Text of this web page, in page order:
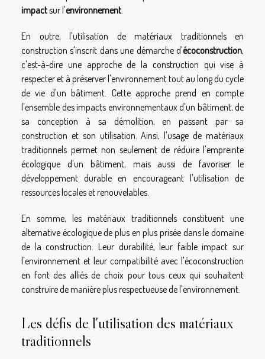
impactsur l'environnement
En outre, l'utilisation de matériaux traditionnels en
construction s'inscrit dans une démarche d'écoconstruction,
c'est-à-dire une approche de la construction qui vise à
respecter et à préserver l'environnement tout au long du cycle
de vie d'un bâtiment. Cette approche prend en compte
l'ensemble des impacts environnementaux d'un bâtiment, de
sa conception à sa démolition, en passant par sa
construction et son utilisation. Ainsi, l'usage de matériaux
traditionnels permet non seulement de réduire l'empreinte
écologique d'un bâtiment, mais aussi de favoriser le
développement durable en encourageant l'utilisation de
ressources locales et renouvelables.
En somme, les matériaux traditionnels constituent une
alternative écologique de plus en plus prisée dans le domaine
de la construction. Leur durabilité, leur faible impact sur
l'environnement et leur compatibilité avec l'écoconstruction
en font des alliés de choix pour tous ceux qui souhaitent
construire de manière plus respectueuse de l'environnement.
Les défis de l'utilisation des matériaux
traditionnels